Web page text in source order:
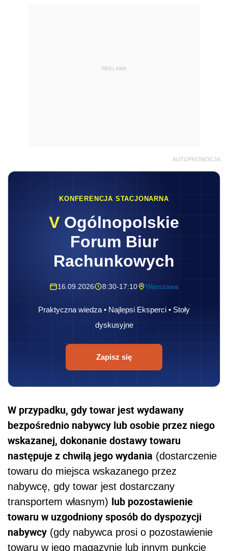
REKLAMA
AUTOPROMOCJA
KONFERENCJA STACJONARNA
V Ogólnopolskie
Forum Biur
Rachunkowych
16.09.2026 8:30-17:10 Warszawa
Praktyczna wiedza • Najlepsi Eksperci • Stoły
dyskusyjne
Zapisz się
W przypadku, gdy towar jest wydawany
bezpośrednio nabywcy lub osobie przez niego
wskazanej, dokonanie dostawy towaru
następuje z chwilą jego wydania (dostarczenie
towaru do miejsca wskazanego przez
nabywcę, gdy towar jest dostarczany
transportem własnym) lub pozostawienie
towaru w uzgodniony sposób do dyspozycji
nabywcy (gdy nabywca prosi o pozostawienie
towaru w jego magazynie lub innym punkcie